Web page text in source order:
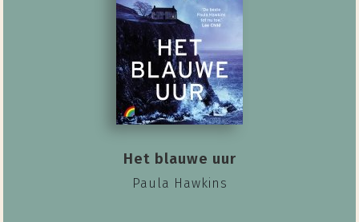
Het blauwe uur
Paula Hawkins